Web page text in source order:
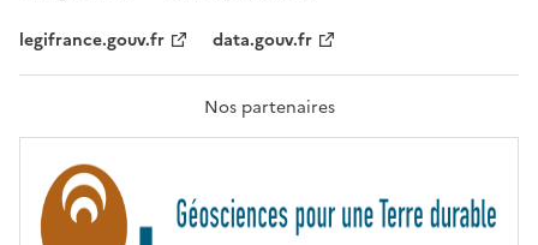
F
A
T
R
T
É
legifrance.gouv.fr
data.gouv.fr
Nos partenaires